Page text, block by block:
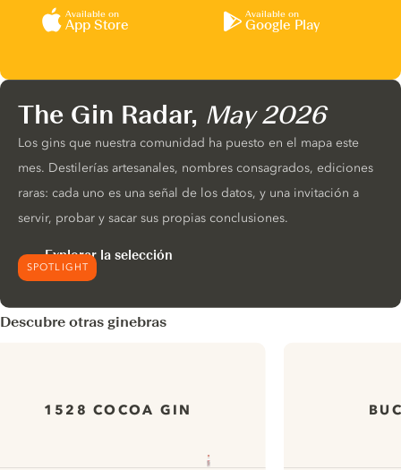
Available on
App Store
Available on
Google Play
SPOTLIGHT
The Gin Radar, May 2026
Los gins que nuestra comunidad ha puesto en el mapa este
mes. Destilerías artesanales, nombres consagrados, ediciones
raras: cada uno es una señal de los datos, y una invitación a
servir, probar y sacar sus propias conclusiones.
Explorar la selección
Descubre otras ginebras
1528 COCOA GIN